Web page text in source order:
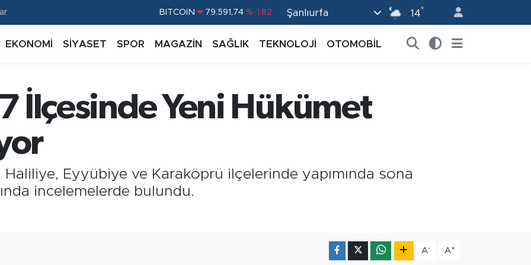
BITCOIN 79.591,74 %-1.82
G.ALTIN 6862,09000 %0.19
BİST100 14.598,00 %0
Şanlıurfa 14°
EKONOMİ SİYASET SPOR MAGAZİN SAĞLIK TEKNOLOJİ OTOMOBİL
İlçesinde Yeni Hükümet
Haliliye, Eyyübiye ve Karaköprü ilçelerinde yapımında sona
incelemelerde bulundu.
A- A+